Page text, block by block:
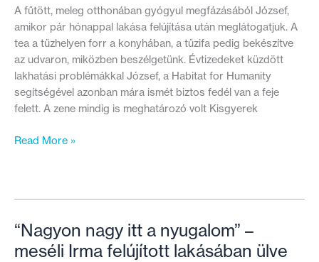
A fűtött, meleg otthonában gyógyul megfázásából József,
amikor pár hónappal lakása felújítása után meglátogatjuk. A
tea a tűzhelyen forr a konyhában, a tűzifa pedig bekészítve
az udvaron, miközben beszélgetünk. Évtizedeket küzdött
lakhatási problémákkal József, a Habitat for Humanity
segítségével azonban mára ismét biztos fedél van a feje
felett. A zene mindig is meghatározó volt Kisgyerek
Ma
József
Read More »
“Nagyon nagy itt a nyugalom” –
meséli Irma felújított lakásában ülve